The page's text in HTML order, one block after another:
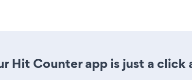
Hit Counter app is just a click